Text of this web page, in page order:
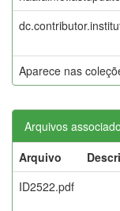
Aparece nas
Arquivos
Arquivo
ID2522.pdf